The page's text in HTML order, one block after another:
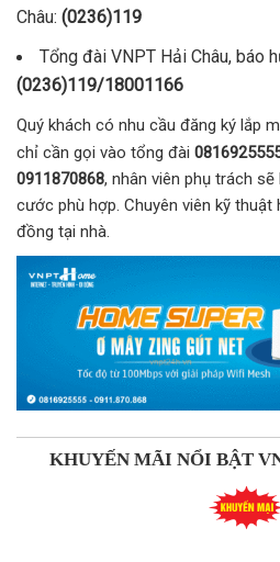
Châu: (0236)119
Tổng đài VNPT Hải Châu, báo
(0236)119/18001166
Quý khách có nhu cầu đăng ký lắp
chỉ cần gọi vào tổng đài
0911870868, nhân viên phụ trách
cước phù hợp. Chuyên viên kỹ thuật
đồng tại nhà.
KHUYẾN MÃI NỔI BẬT